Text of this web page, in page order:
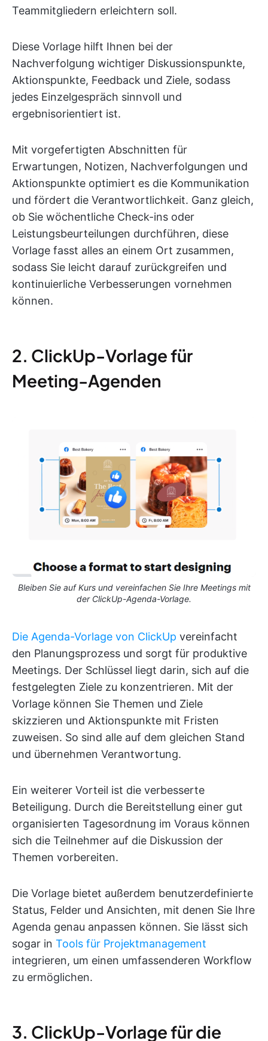
Teammitgliedern erleichtern soll.
Diese Vorlage hilft Ihnen bei der
Nachverfolgung wichtiger Diskussionspunkte,
Aktionspunkte, Feedback und Ziele, sodass
jedes Einzelgespräch sinnvoll und
ergebnisorientiert ist.
Mit vorgefertigten Abschnitten für
Erwartungen, Notizen, Nachverfolgungen und
Aktionspunkte optimiert es die Kommunikation
und fördert die Verantwortlichkeit. Ganz gleich,
ob Sie wöchentliche Check-ins oder
Leistungsbeurteilungen durchführen, diese
Vorlage fasst alles an einem Ort zusammen,
sodass Sie leicht darauf zurückgreifen und
kontinuierliche Verbesserungen vornehmen
können.
2. ClickUp-Vorlage für
Meeting-Agenden
Bleiben Sie auf Kurs und vereinfachen Sie Ihre Meetings mit
der ClickUp-Agenda-Vorlage.
Die Agenda-Vorlage von ClickUp vereinfacht
den Planungsprozess und sorgt für produktive
Meetings. Der Schlüssel liegt darin, sich auf die
festgelegten Ziele zu konzentrieren. Mit der
Vorlage können Sie Themen und Ziele
skizzieren und Aktionspunkte mit Fristen
zuweisen. So sind alle auf dem gleichen Stand
und übernehmen Verantwortung.
Ein weiterer Vorteil ist die verbesserte
Beteiligung. Durch die Bereitstellung einer gut
organisierten Tagesordnung im Voraus können
sich die Teilnehmer auf die Diskussion der
Themen vorbereiten.
Die Vorlage bietet außerdem benutzerdefinierte
Status, Felder und Ansichten, mit denen Sie Ihre
Agenda genau anpassen können. Sie lässt sich
sogar in Tools für Projektmanagement
integrieren, um einen umfassenderen Workflow
zu ermöglichen.
3. ClickUp-Vorlage für die